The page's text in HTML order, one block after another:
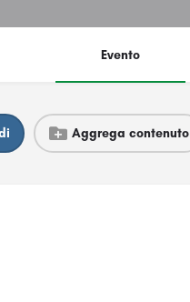
Evento
Aggrega contenuto